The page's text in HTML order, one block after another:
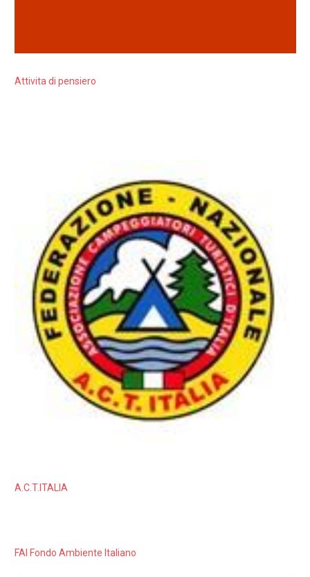
Attivita di pensiero
A.C.T.ITALIA
FAI Fondo Ambiente Italiano